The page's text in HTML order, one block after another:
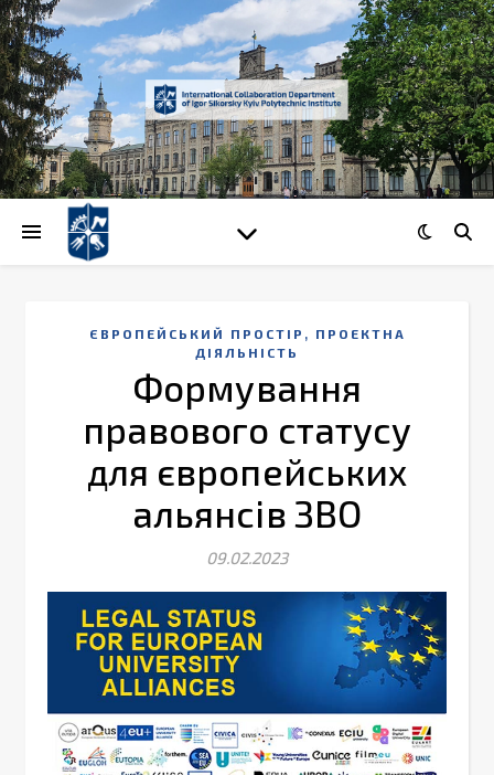
ЄВРОПЕЙСЬКИЙ ПРОСТІР , ПРОЕКТНА
ДІЯЛЬНІСТЬ
Формування
правового статусу
для європейських
альянсів ЗВО
09.02.2023